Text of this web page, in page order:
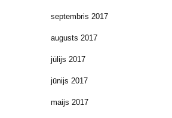
septembris 2017
augusts 2017
jūlijs 2017
jūnijs 2017
maijs 2017